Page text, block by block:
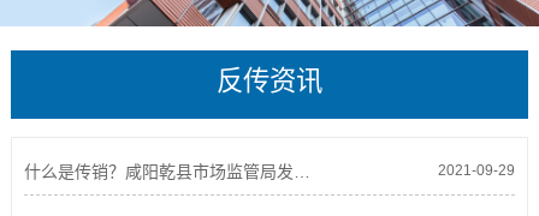
反传资讯
什么是传销？咸阳乾县市场监管局发布警示提醒书 2021-09-29